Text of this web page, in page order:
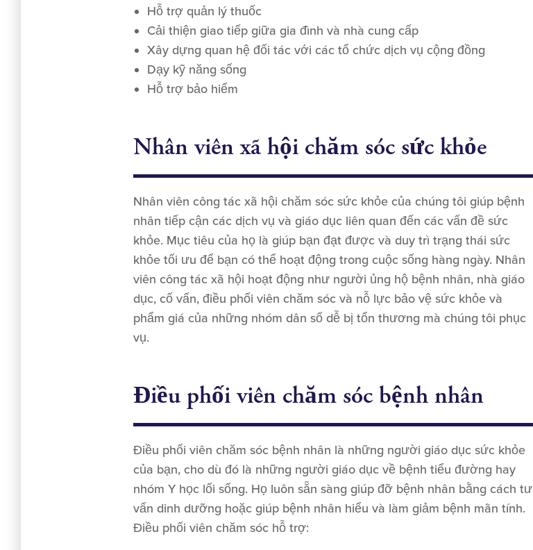
Hỗ trợ quản lý thuốc
Cải thiện giao tiếp giữa gia đình và nhà cung cấp
Xây dựng quan hệ đối tác với các tổ chức dịch vụ cộng đồng
Dạy kỹ năng sống
Hỗ trợ bảo hiểm
Nhân viên xã hội chăm sóc sức khỏe
Nhân viên công tác xã hội chăm sóc sức khỏe của chúng tôi giúp bệnh
nhân tiếp cận các dịch vụ và giáo dục liên quan đến các vấn đề sức
khỏe. Mục tiêu của họ là giúp bạn đạt được và duy trì trạng thái sức
khỏe tối ưu để bạn có thể hoạt động trong cuộc sống hàng ngày. Nhân
viên công tác xã hội hoạt động như người ủng hộ bệnh nhân, nhà giáo
dục, cố vấn, điều phối viên chăm sóc và nỗ lực bảo vệ sức khỏe và
phẩm giá của những nhóm dân số dễ bị tổn thương mà chúng tôi phục
vụ.
Điều phối viên chăm sóc bệnh nhân
Điều phối viên chăm sóc bệnh nhân là những người giáo dục sức khỏe
của bạn, cho dù đó là những người giáo dục về bệnh tiểu đường hay
nhóm Y học lối sống. Họ luôn sẵn sàng giúp đỡ bệnh nhân bằng cách tư
vấn dinh dưỡng hoặc giúp bệnh nhân hiểu và làm giảm bệnh mãn tính.
Điều phối viên chăm sóc hỗ trợ: